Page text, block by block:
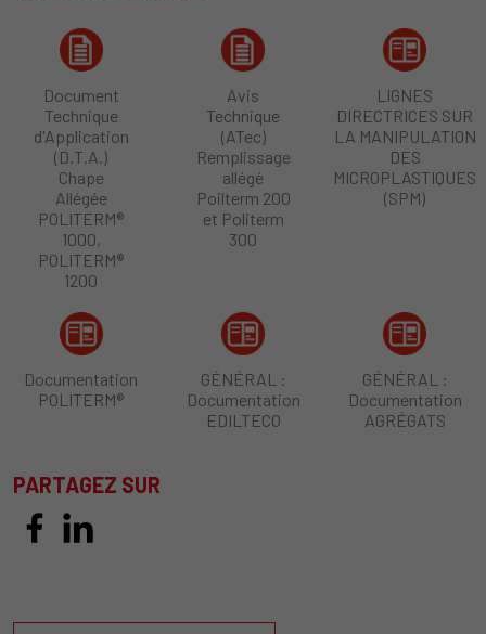
Document
Technique
d'Application
(D.T.A.)
Chape
Allégée
POLITERM®
1000,
POLITERM®
1200
Avis
Technique
(ATec)
Remplissage
allégé
Poilterm 200
et Politerm
300
LIGNES
DIRECTRICES SUR
LA MANIPULATION
DES
MICROPLASTIQUES
(SPM)
Documentation
POLITERM®
GÉNÉRAL :
Documentation
EDILTECO
GÉNÉRAL :
Documentation
AGRÉGATS
PARTAGEZ SUR